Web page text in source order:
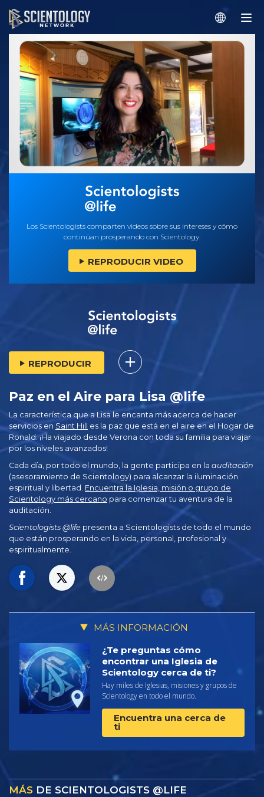
Los Scientologists comparten videos sobre sus intereses y cómo
continúan prosperando con Scientology.
REPRODUCIR VIDEO
REPRODUCIR
Paz en el Aire para Lisa @life
La característica que a Lisa le encanta más acerca de hacer
servicios en Saint Hill
es la paz que está en el aire en el Hogar de
Ronald. ¡Ha viajado desde Verona con toda su familia para viajar
por los niveles avanzados!
Cada día, por todo el mundo, la gente participa en la auditación
(asesoramiento de Scientology) para alcanzar la iluminación
espiritual y libertad. Encuentra la Iglesia, misión o grupo de
Scientology más cercano para comenzar tu aventura de la
auditación.
Scientologists @life presenta a Scientologists de todo el mundo
que están prosperando en la vida, personal, profesional y
espiritualmente.
MÁS INFORMACIÓN
¿Te preguntas cómo
encontrar una Iglesia de
Scientology cerca de ti?
Hay miles de Iglesias, misiones y grupos de
Scientology en todo el mundo.
Encuentra una cerca de
ti
MÁS DE SCIENTOLOGISTS @LIFE